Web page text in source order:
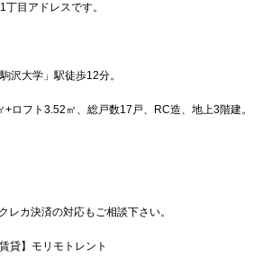
目アドレスです。
沢大学」駅徒歩12分。
フト3.52㎡、総戸数17戸、RC造、地上3階建。
カ決済の対応もご相談下さい。
】モリモトレント